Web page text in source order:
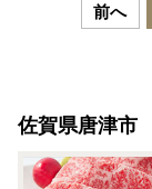
前へ
佐賀県唐津市